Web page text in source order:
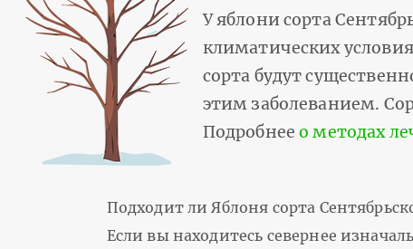
У яблони сорта
климатических
сорта будут
этим заболеванием.
Подробнеео методах
Подходит ли Яблоня сорта
Если вы находитесь севернее